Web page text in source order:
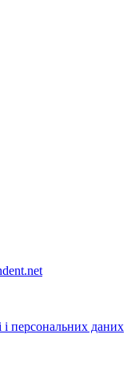
і персональних даних